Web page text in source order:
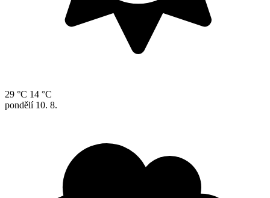
29 °C 14 °C
pondělí 10. 8.